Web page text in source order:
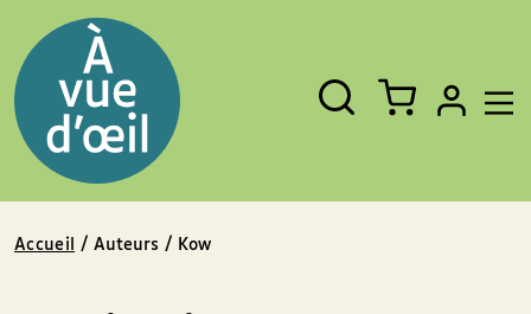
Fermer
Rechercher
un
livre,
un
auteur,
un
EAN
Accueil / Auteurs / Kow